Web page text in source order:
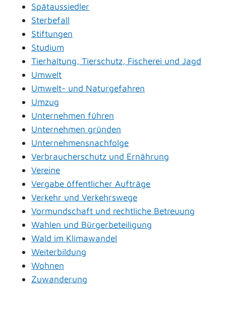
Spätaussiedler
Sterbefall
Stiftungen
Studium
Tierhaltung, Tierschutz, Fischerei und Jagd
Umwelt
Umwelt- und Naturgefahren
Umzug
Unternehmen führen
Unternehmen gründen
Unternehmensnachfolge
Verbraucherschutz und Ernährung
Vereine
Vergabe öffentlicher Aufträge
Verkehr und Verkehrswege
Vormundschaft und rechtliche Betreuung
Wahlen und Bürgerbeteiligung
Wald im Klimawandel
Weiterbildung
Wohnen
Zuwanderung